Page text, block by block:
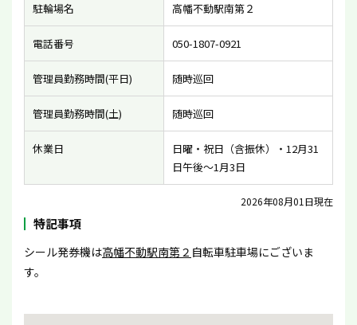
駐輪場名 高幡不動駅南第２
電話番号 050-1807-0921
管理員勤務時間(平日) 随時巡回
管理員勤務時間(土) 随時巡回
休業日
日曜・祝日（含振休）・12月31
日午後〜1月3日
2026年08月01日現在
特記事項
シール発券機は高幡不動駅南第２ 自転車駐車場にございま
す。